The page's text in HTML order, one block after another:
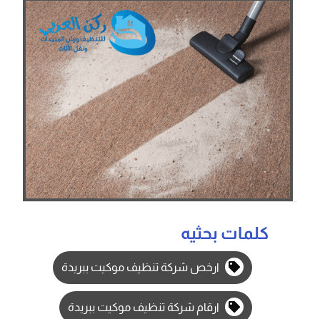
كلمات بحثيه
ارخص شركة تنظيف موكيت ببريدة
ارقام شركة تنظيف موكيت ببريدة